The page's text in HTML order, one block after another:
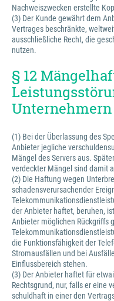
Nachweiszwecken erstellte
(3) Der Kunde gewährt dem
Vertrages beschränkte,
ausschließliche Recht, die
nutzen.
§ 12
Unternehmern
(1) Bei der Überlassung des
Anbieter jegliche
Mängel des Servers aus.
verdeckter Mängel sind damit
(2) Die Haftung wegen
schadensverursachender
der Anbieter haftet, beruhen,
Anbieter möglichen Rückgriffs
die Funktionsfähigkeit der
Stromausfällen und bei
Einflussbereich stehen.
(3) Der Anbieter haftet für
Rechtsgrund, nur, falls er eine
schuldhaft in einer den